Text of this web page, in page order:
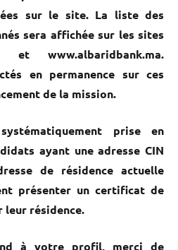
sur le site. La liste des
sera affichée sur les sites
et www.albaridbank.ma.
en permanence sur ces
de la mission.
prise en
ayant une adresse CIN
de résidence actuelle
présenter un certificat de
résidence.
à votre profil, merci de